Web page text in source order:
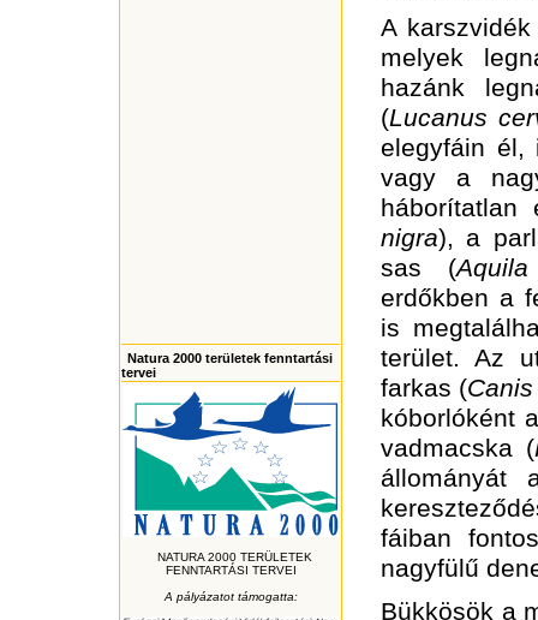
Natura 2000 területek fenntartási
tervei
NATURA 2000 TERÜLETEK
FENNTARTÁSI TERVEI
A pályázatot támogatta:
A
melyek
hazánk
(Lucanus
elegyfáin él,
vagy a
nigra), a
sas (
erdőkben a
is
terület. Az
farkas (
kóborlóként
vadmacska (
állományát
fáiban
nagyfülű
Bükkösök a